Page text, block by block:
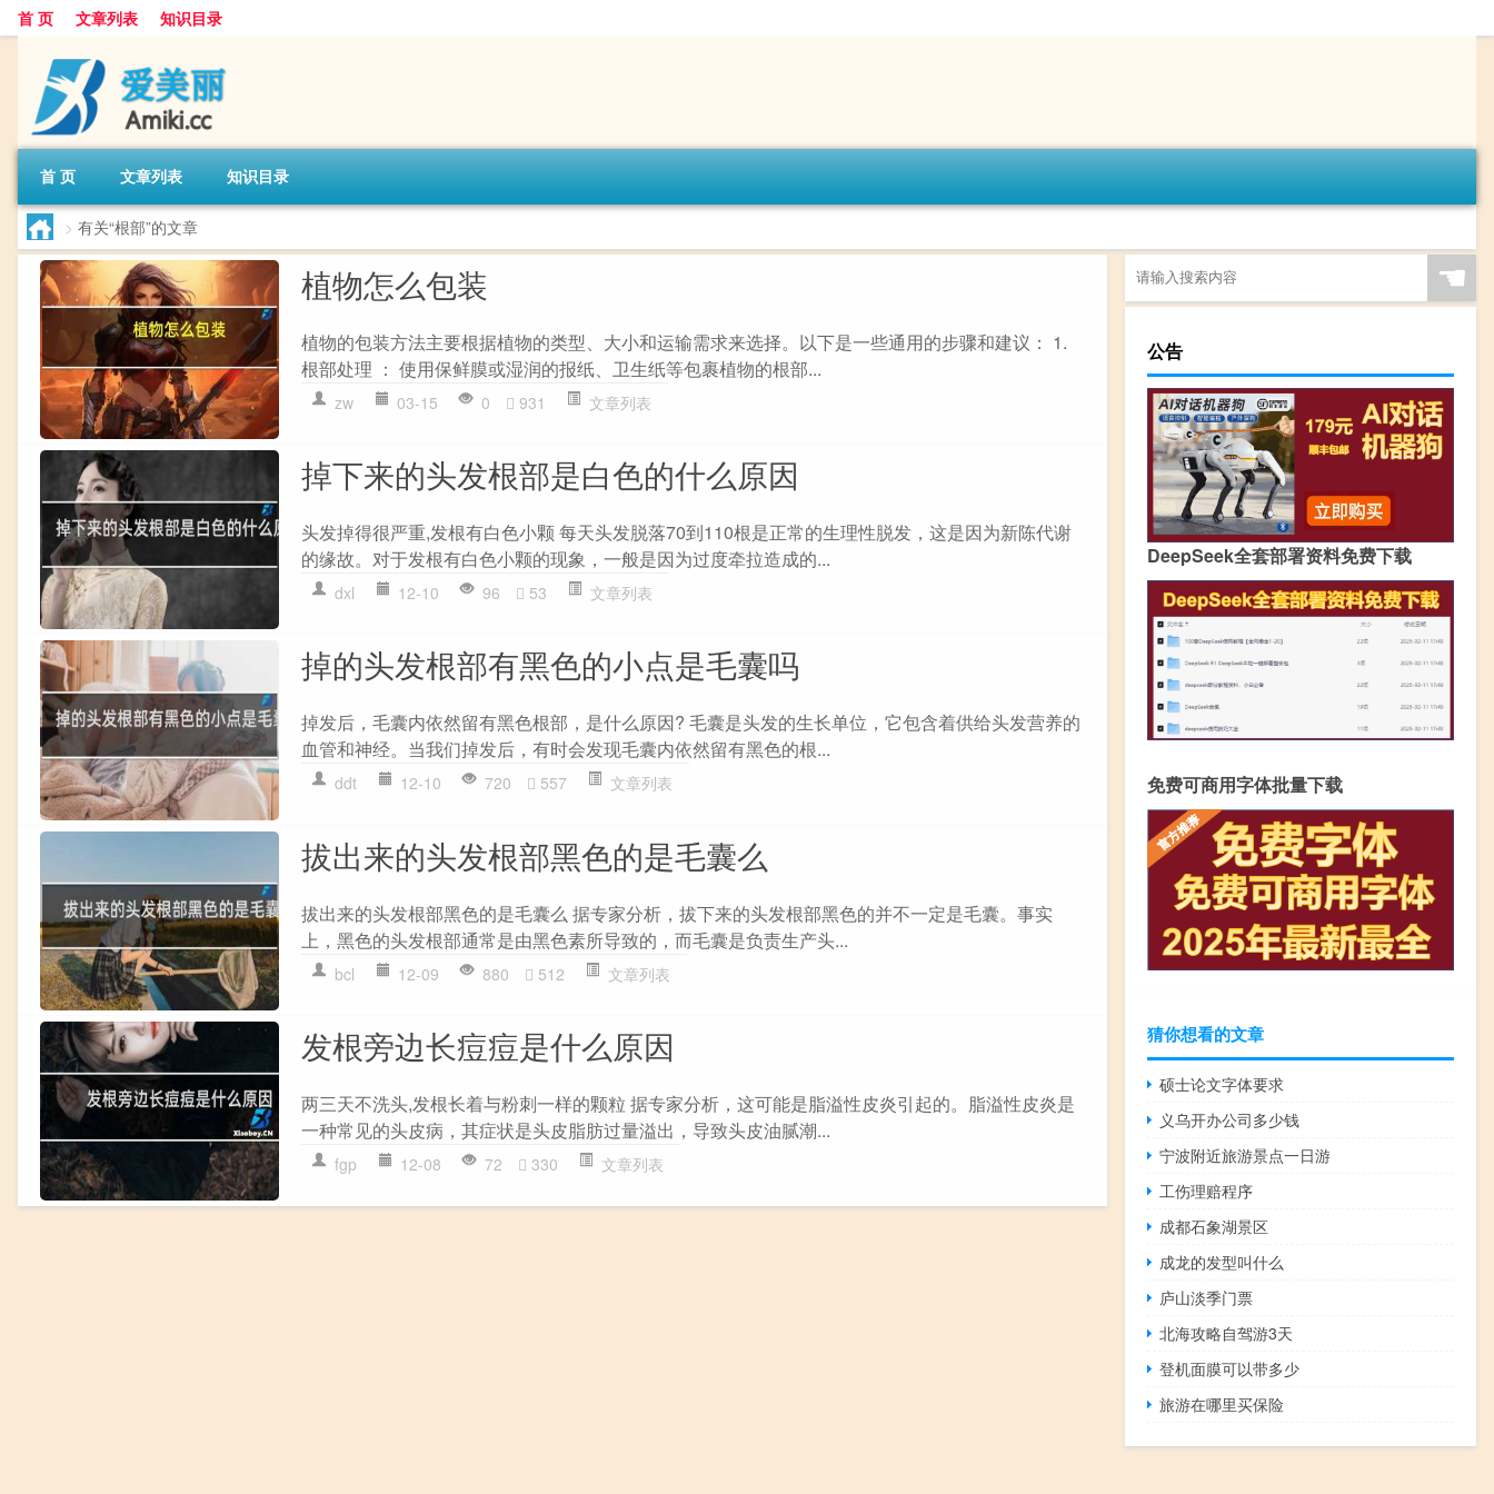
首 页 文章列表 知识目录
首 页 文章列表 知识目录
> 有关“根部”的文章
植物怎么包装
植物的包装方法主要根据植物的类型、大小和运输需求来选择。以下是一些通用的步骤和建议： 1.
根部处理 ： 使用保鲜膜或湿润的报纸、卫生纸等包裹植物的根部...
zw 03-15 0 931 文章列表
掉下来的头发根部是白色的什么原因
头发掉得很严重,发根有白色小颗 每天头发脱落70到110根是正常的生理性脱发，这是因为新陈代谢
的缘故。对于发根有白色小颗的现象，一般是因为过度牵拉造成的...
dxl 12-10 96 53 文章列表
掉的头发根部有黑色的小点是毛囊吗
掉发后，毛囊内依然留有黑色根部，是什么原因? 毛囊是头发的生长单位，它包含着供给头发营养的
血管和神经。当我们掉发后，有时会发现毛囊内依然留有黑色的根...
ddt 12-10 720 557 文章列表
拔出来的头发根部黑色的是毛囊么
拔出来的头发根部黑色的是毛囊么 据专家分析，拔下来的头发根部黑色的并不一定是毛囊。事实
上，黑色的头发根部通常是由黑色素所导致的，而毛囊是负责生产头...
bcl 12-09 880 512 文章列表
发根旁边长痘痘是什么原因
两三天不洗头,发根长着与粉刺一样的颗粒 据专家分析，这可能是脂溢性皮炎引起的。脂溢性皮炎是
一种常见的头皮病，其症状是头皮脂肪过量溢出，导致头皮油腻潮...
fgp 12-08 72 330 文章列表
☚
公告
DeepSeek全套部署资料免费下载
免费可商用字体批量下载
猜你想看的文章
硕士论文字体要求
义乌开办公司多少钱
宁波附近旅游景点一日游
工伤理赔程序
成都石象湖景区
成龙的发型叫什么
庐山淡季门票
北海攻略自驾游3天
登机面膜可以带多少
旅游在哪里买保险